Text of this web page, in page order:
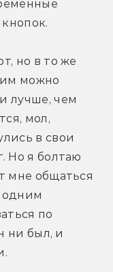
но в то же
им можно
лучше, чем
мол,
в свои
Но я болтаю
мне общаться
одним
по
ни был, и